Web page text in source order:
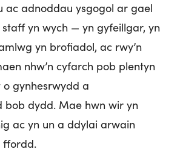
ac adnoddau ysgogol ar gael
staff yn wych — yn gyfeillgar, yn
yn brofiadol, ac rwy’n
nhw’n cyfarch pob plentyn
gynhesrwydd a
bob dydd. Mae hwn wir yn
ac yn un a ddylai arwain
ffordd.